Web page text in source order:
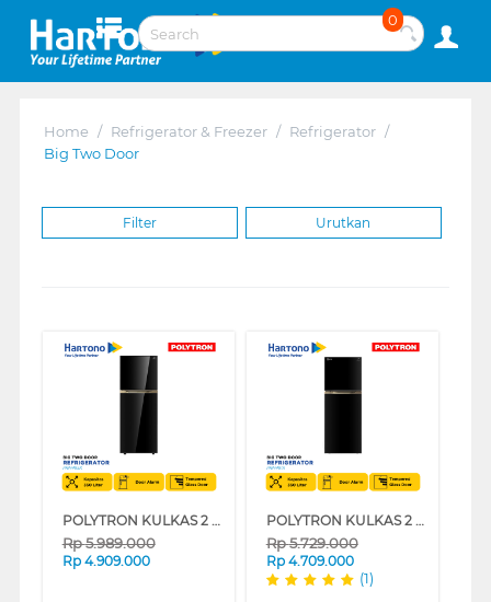
0
Home / Refrigerator & Freezer / Refrigerator /
Big Two Door
Filter Urutkan
POLYTRON KULKAS 2 PINTU BESAR BIG 2 DOOR REFRIGERATOR INVERTER BELLEZA PRM495X
Rp5.989.000
Rp 4.909.000
POLYTRON KULKAS 2 PINTU BESAR BIG 2 DOOR REFRIGERATOR BELLEZA PRM491X
Rp5.729.000
Rp 4.709.000
(1)